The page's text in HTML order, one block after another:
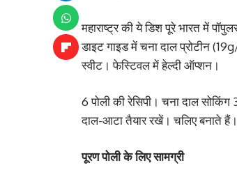
महाराष्ट्र की ये डिश पूरे भारत में
डाइट गाइड में चना दाल प्रोटीन
स्वीट। फेस्टिवल में हेल्दी ऑप्शन।
6 पोली की रेसिपी। चना दाल
दाल-आटा तैयार रखें। चलिए बनाते हैं।
पूरण पोली के लिए सामग्री